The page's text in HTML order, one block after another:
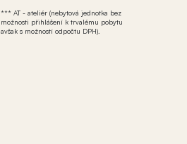
*** AT - ateliér (nebytová jednotka bez
možnosti přihlášení k trvalému pobytu
avšak s možností odpočtu DPH).